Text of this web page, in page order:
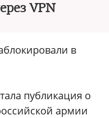
VPN
в
публикация о
армии